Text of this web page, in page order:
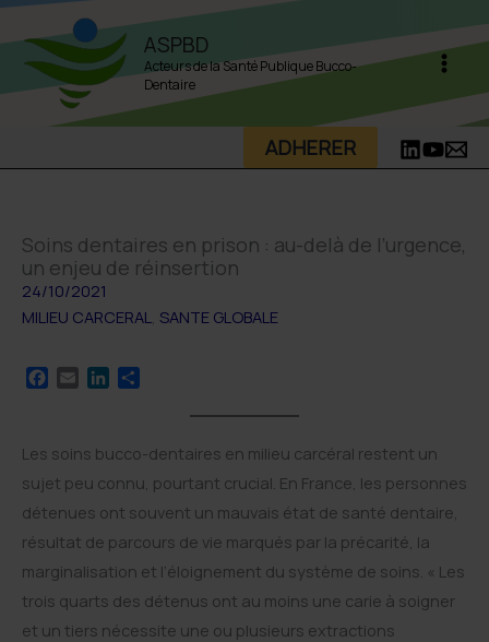
Aller
au
contenu
ASPBD
Acteurs de la Santé Publique Bucco-
Dentaire
ADHERER
Soins dentaires en prison : au-delà de l’urgence,
un enjeu de réinsertion
24/10/2021
MILIEU CARCERAL
SANTE GLOBALE
b
o
o
l
e
d
I
a
g
e
Les soins bucco-dentaires en milieu carcéral restent un
sujet peu connu, pourtant crucial. En France, les personnes
détenues ont souvent un mauvais état de santé dentaire,
résultat de parcours de vie marqués par la précarité, la
marginalisation et l’éloignement du système de soins. « Les
trois quarts des détenus ont au moins une carie à soigner
et un tiers nécessite une ou plusieurs extractions